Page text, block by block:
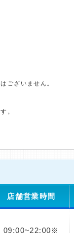
ございません。
。
店舗営業時間
09:00~22:00※